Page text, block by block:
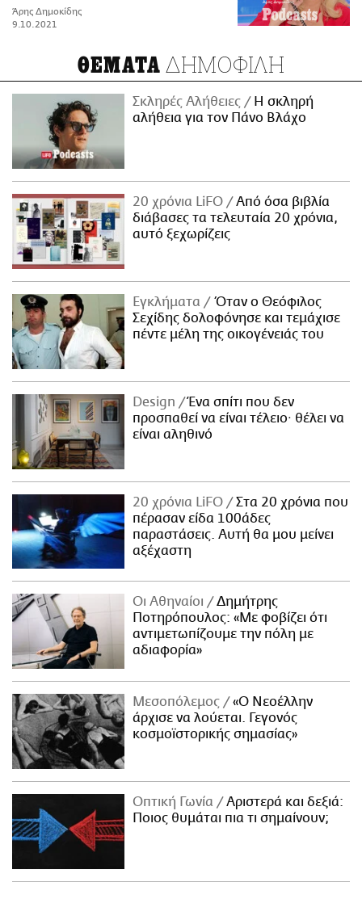
Άρης Δημοκίδης
9.10.2021
ΘΕΜΑΤΑ ΔΗΜΟΦΙΛΗ
Σκληρές Αλήθειες
H σκληρή
αλήθεια για τον Πάνο Βλάχο
20 χρόνια LiFO
Από όσα βιβλία
διάβασες τα τελευταία 20 χρόνια,
αυτό ξεχωρίζεις
Εγκλήματα
Όταν ο Θεόφιλος
Σεχίδης δολοφόνησε και τεμάχισε
πέντε μέλη της οικογένειάς του
Design
Ένα σπίτι που δεν
προσπαθεί να είναι τέλειο· θέλει να
είναι αληθινό
20 χρόνια LiFO
Στα 20 χρόνια που
πέρασαν είδα 100άδες
παραστάσεις. Αυτή θα μου μείνει
αξέχαστη
Οι Αθηναίοι
Δημήτρης
Ποτηρόπουλος: «Με φοβίζει ότι
αντιμετωπίζουμε την πόλη με
αδιαφορία»
Μεσοπόλεμος
«Ο Νεοέλλην
άρχισε να λούεται. Γεγονός
κοσμοϊστορικής σημασίας»
Οπτική Γωνία
Αριστερά και δεξιά:
Ποιος θυμάται πια τι σημαίνουν;